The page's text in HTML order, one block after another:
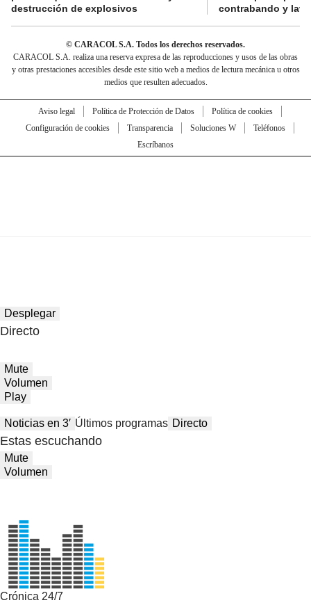
destrucción de explosivos
contrabando y
© CARACOL S.A. Todos los derechos reservados.
CARACOL S.A. realiza una reserva expresa de las reproducciones y usos de las obras
y otras prestaciones accesibles desde este sitio web a medios de lectura mecánica u otros
medios que resulten adecuados.
Aviso legal Política de Protección de Datos
Política de cookies
Configuración de cookies
Transparencia Soluciones W
Teléfonos
Escríbanos
Desplegar
Directo
Mute
Volumen
Play
Noticias en 3′ Últimos programas Directo
Estas escuchando
Mute
Volumen
Crónica 24/7